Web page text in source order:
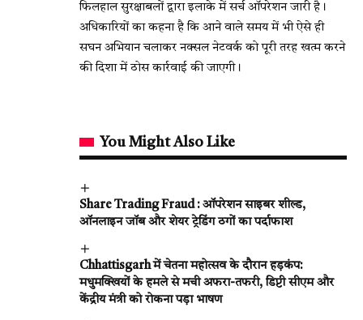
फिलहाल सुरक्षाबलों द्वारा इलाके में सर्च ऑपरेशन जारी है।
अधिकारियों का कहना है कि आने वाले समय में भी ऐसे ही
सघन अभियान चलाकर नक्सल नेटवर्क को पूरी तरह खत्म करने
की दिशा में ठोस कार्रवाई की जाएगी।
You Might Also Like
Share Trading Fraud : ऑपरेशन साइबर शील्ड,
ऑनलाइन जॉब और शेयर ट्रेडिंग ठगों का पर्दाफाश
Chhattisgarh में चेतना महोत्सव के दौरान हड़कंप:
मधुमक्खियों के हमले से मची अफरा-तफरी, डिप्टी सीएम और
केंद्रीय मंत्री को रोकना पड़ा भाषण